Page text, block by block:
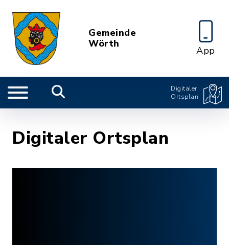
Gemeinde
Wörth
App
Digitaler
Ortsplan
Digitaler Ortsplan